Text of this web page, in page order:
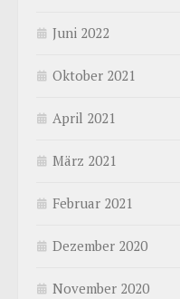
Juni 2022
Oktober 2021
April 2021
März 2021
Februar 2021
Dezember 2020
November 2020